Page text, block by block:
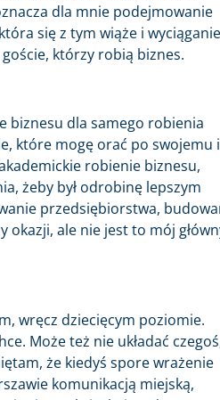
dla mnie podejmowanie
się z tym wiąże i
którzy robią biznes.
biznesu dla samego robienia
które mogę orać po swojemu i
robienie biznesu,
żeby był odrobinę lepszym
przedsiębiorstwa,
ale nie jest to mój
wręcz dziecięcym poziomie.
Może też nie układać
że kiedyś spore wrażenie
komunikacją miejską,